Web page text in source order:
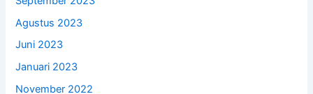
Agustus 2023
Juni 2023
Januari 2023
November 2022